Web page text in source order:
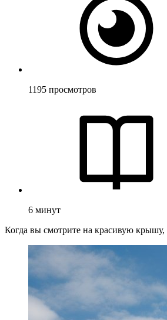
1195 просмотров
6 минут
Когда вы смотрите на красивую